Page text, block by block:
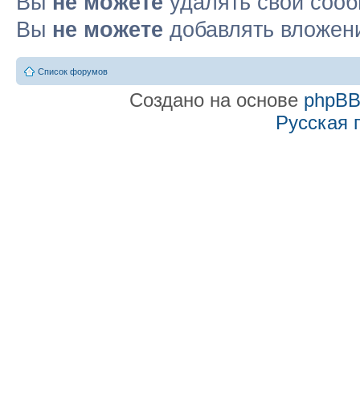
Вы не можете добавлять
Список форумов
Создано на основе phpBB
Русская